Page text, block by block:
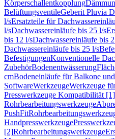
Körperschallentkopplung
BelüftungsventileGeberit Pluvia
l/sErsatzteile für
l/sDachwassereinläufe bis 25 l/s
bis 12 l/sDachwassereinläufe bis
Dachwassereinläufe bis 25 l/s
BefestigungenKonventionelle
ZubehörBodenentwässerung
cmBodeneinläufe für Balkone
SoftwareWerkzeugeWerkzeuge
Presswerkzeuge Kompatibilität [1]
Rohrbearbeitungswerkzeuge
PushFit
Handpresswerkzeuge
[2]Rohrbearbeitungswerkzeuge